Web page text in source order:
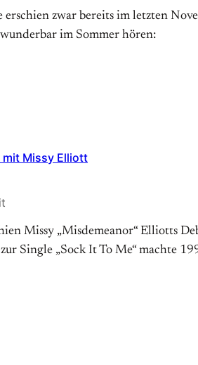
erschien zwar bereits im letzten
wunderbar im Sommer hören:
mit Missy Elliott
Missy „Misdemeanor“ Elliotts
Single „Sock It To Me“ machte